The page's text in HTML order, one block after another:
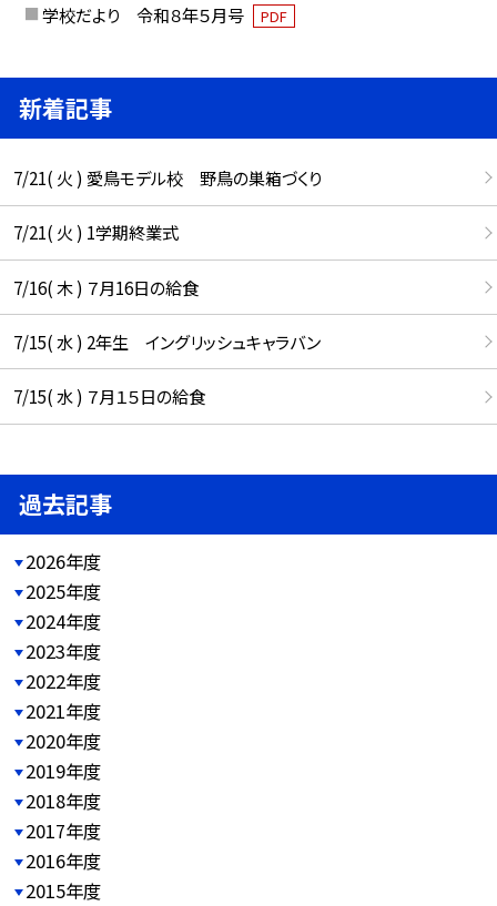
学校だより 令和８年５月号
PDF
新着記事
7/21( 火 ) 愛鳥モデル校 野鳥の巣箱づくり
7/21( 火 ) 1学期終業式
7/16( 木 ) ７月16日の給食
7/15( 水 ) 2年生 イングリッシュキャラバン
7/15( 水 ) ７月１５日の給食
過去記事
2026年度
2025年度
2024年度
2023年度
2022年度
2021年度
2020年度
2019年度
2018年度
2017年度
2016年度
2015年度